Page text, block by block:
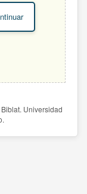
Universidad